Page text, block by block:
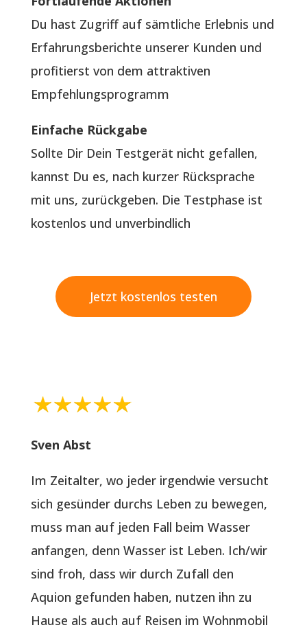
Du hast Zugriff auf sämtliche Erlebnis und
Erfahrungsberichte unserer Kunden und
profitierst von dem attraktiven
Empfehlungsprogramm
Einfache Rückgabe
Sollte Dir Dein Testgerät nicht gefallen,
kannst Du es, nach kurzer Rücksprache
mit uns, zurückgeben. Die Testphase ist
kostenlos und unverbindlich
Jetzt kostenlos testen
Sven Abst
Im Zeitalter, wo jeder irgendwie versucht
sich gesünder durchs Leben zu bewegen,
muss man auf jeden Fall beim Wasser
anfangen, denn Wasser ist Leben. Ich/wir
sind froh, dass wir durch Zufall den
Aquion gefunden haben, nutzen ihn zu
Hause als auch auf Reisen im Wohnmobil